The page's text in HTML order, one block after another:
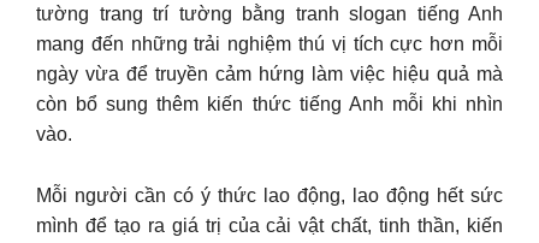
tường trang trí tường bằng tranh slogan tiếng Anh
mang đến những trải nghiệm thú vị tích cực hơn mỗi
ngày vừa để truyền cảm hứng làm việc hiệu quả mà
còn bổ sung thêm kiến thức tiếng Anh mỗi khi nhìn
vào.
Mỗi người cần có ý thức lao động, lao động hết sức
mình để tạo ra giá trị của cải vật chất, tinh thần, kiến